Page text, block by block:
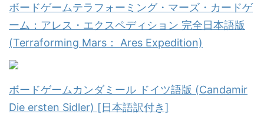
ボードゲームテラフォーミング・マーズ・カードゲ
ーム：アレス・エクスペディション 完全日本語版
(Terraforming Mars： Ares Expedition)
ボードゲームカンダミール ドイツ語版 (Candamir
Die ersten Sidler) [日本語訳付き]